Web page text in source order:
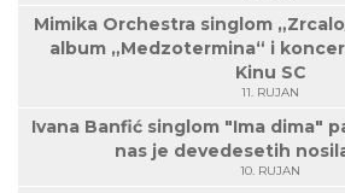
Mimika Orchestra singlom
album „Medzotermina“ i
Kinu SC
11. RUJAN
Ivana Banfić singlom "Ima dima"
nas je devedesetih
10. RUJAN